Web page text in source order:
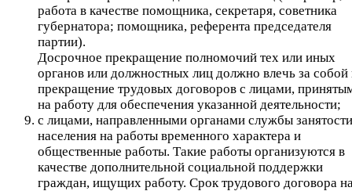
работа в качестве помощника, секретаря, советника
губернатора; помощника, референта председателя
партии).
Досрочное прекращение полномочий тех или иных
органов или должностных лиц должно влечь за собой
прекращение трудовых договоров с лицами,
на работу для обеспечения указанной деятельности;
с лицами, направленными органами службы занятости
населения на работы временного характера и
общественные работы. Такие работы организуются в
качестве дополнительной социальной поддержки
граждан, ищущих работу. Срок трудового договора